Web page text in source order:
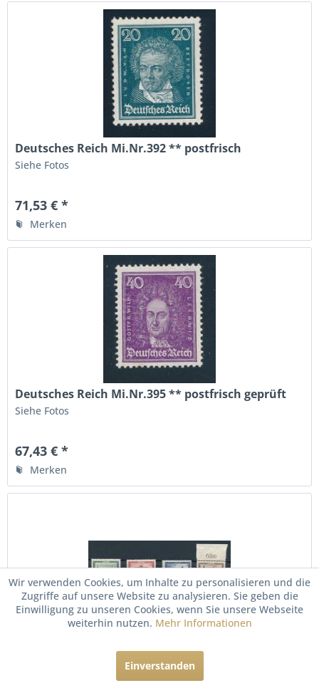
Deutsches Reich Mi.Nr.392 ** postfrisch
Siehe Fotos
71,53 € *
Merken
Deutsches Reich Mi.Nr.395 ** postfrisch geprüft
Siehe Fotos
67,43 € *
Merken
Wir verwenden Cookies, um Inhalte zu personalisieren und die
Zugriffe auf unsere Website zu analysieren. Sie geben die
Einwilligung zu unseren Cookies, wenn Sie unsere Webseite
weiterhin nutzen. Mehr Informationen
Einverstanden